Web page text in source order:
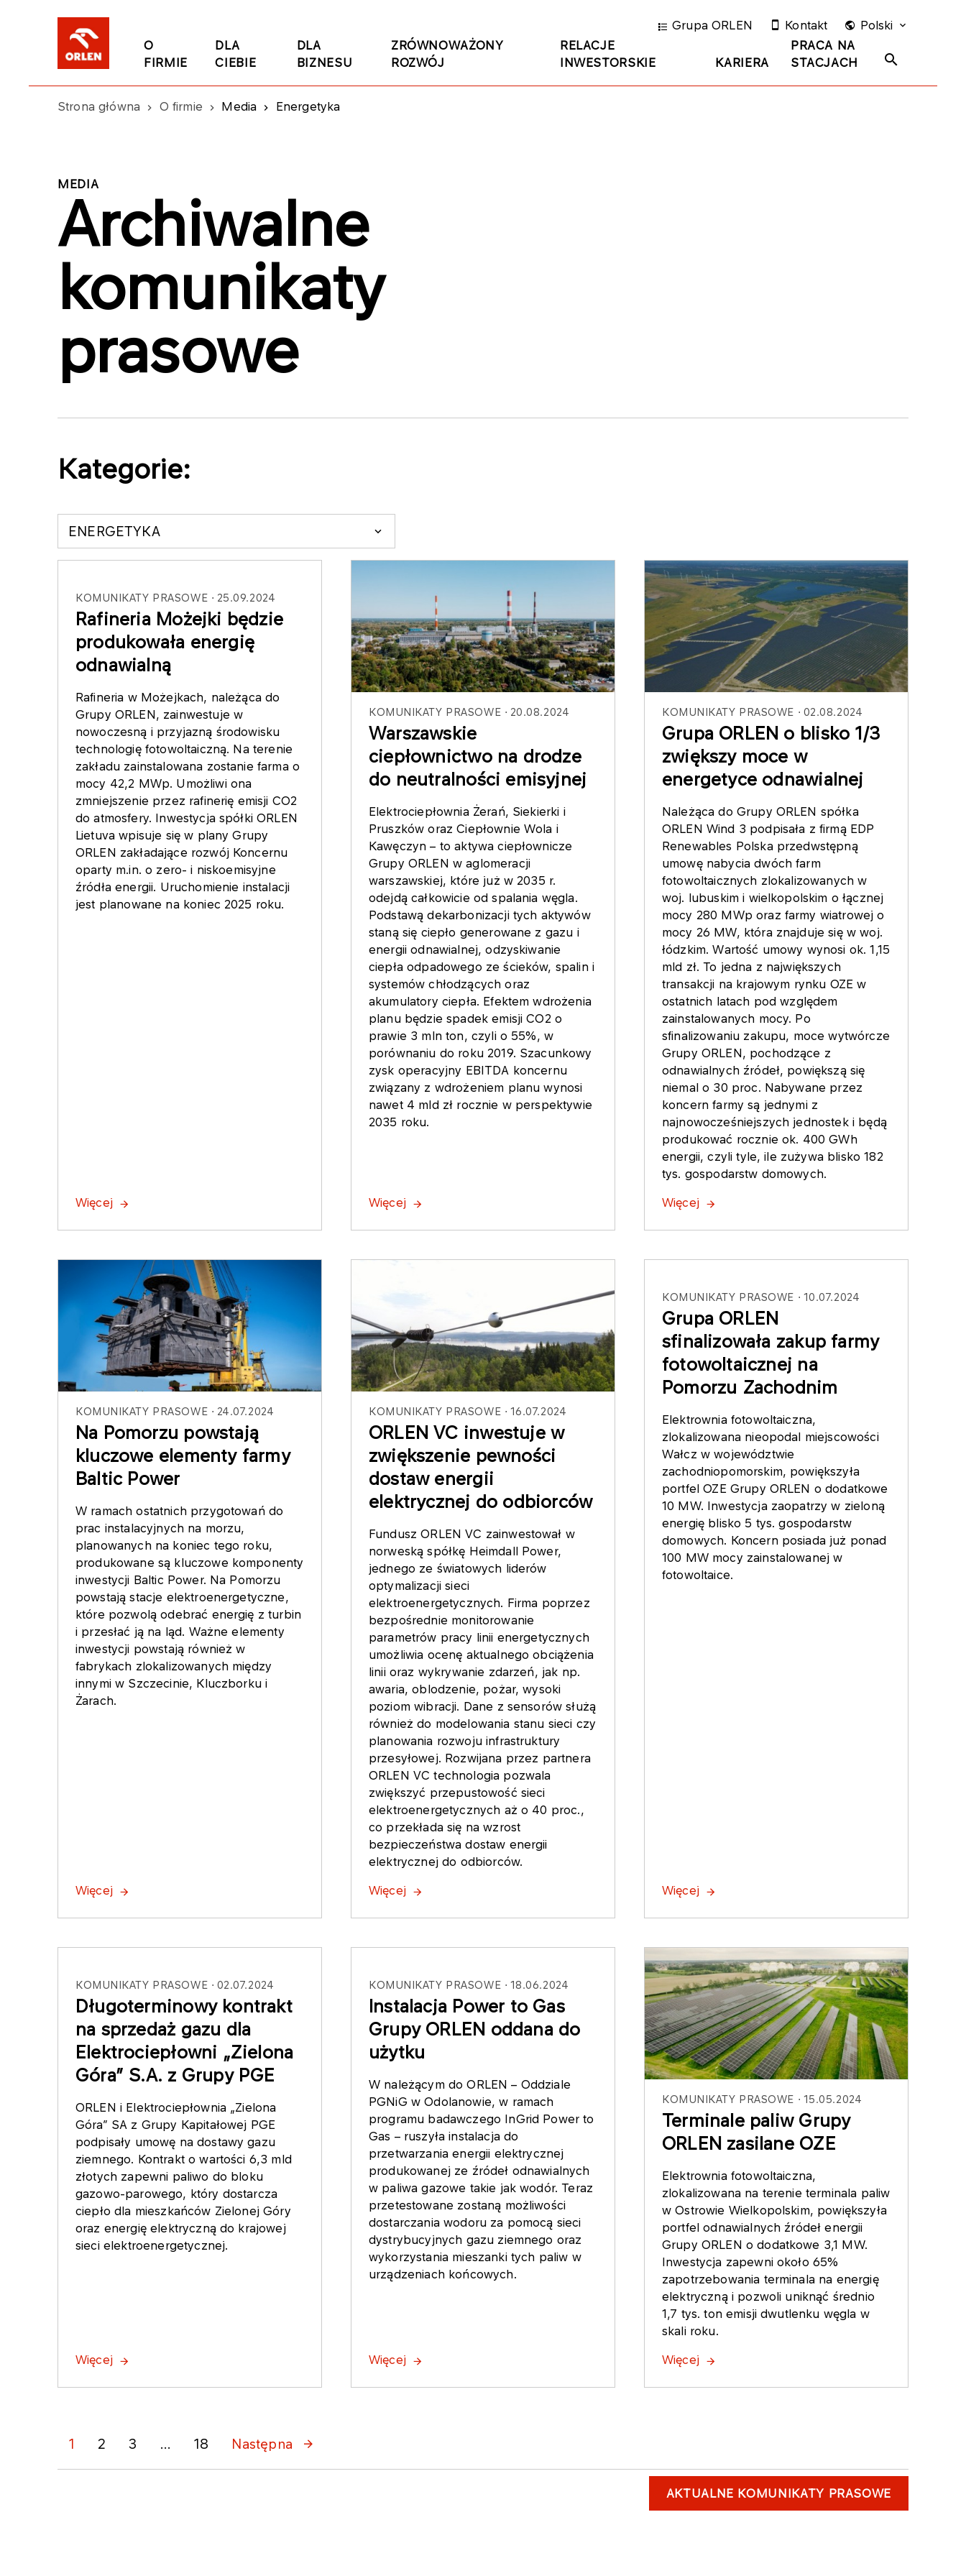
O
FIRMIE
DLA
CIEBIE
DLA
BIZNESU
ZRÓWNOWAŻONY
ROZWÓJ
RELACJE
INWESTORSKIE
KARIERA
PRACA NA
STACJACH
Grupa ORLEN Kontakt Polski
Strona główna O firmie Media Energetyka
MEDIA
Archiwalne
komunikaty
prasowe
Kategorie:
ENERGETYKA
KOMUNIKATY PRASOWE 25.09.2024
Rafineria Możejki będzie
produkowała energię
odnawialną
Rafineria w Możejkach, należąca do
Grupy ORLEN, zainwestuje w
nowoczesną i przyjazną środowisku
technologię fotowoltaiczną. Na terenie
zakładu zainstalowana zostanie farma o
mocy 42,2 MWp. Umożliwi ona
zmniejszenie przez rafinerię emisji CO2
do atmosfery. Inwestycja spółki ORLEN
Lietuva wpisuje się w plany Grupy
ORLEN zakładające rozwój Koncernu
oparty m.in. o zero- i niskoemisyjne
źródła energii. Uruchomienie instalacji
jest planowane na koniec 2025 roku.
Więcej
KOMUNIKATY PRASOWE 20.08.2024
Warszawskie
ciepłownictwo na drodze
do neutralności emisyjnej
Elektrociepłownia Żerań, Siekierki i
Pruszków oraz Ciepłownie Wola i
Kawęczyn – to aktywa ciepłownicze
Grupy ORLEN w aglomeracji
warszawskiej, które już w 2035 r.
odejdą całkowicie od spalania węgla.
Podstawą dekarbonizacji tych aktywów
staną się ciepło generowane z gazu i
energii odnawialnej, odzyskiwanie
ciepła odpadowego ze ścieków, spalin i
systemów chłodzących oraz
akumulatory ciepła. Efektem wdrożenia
planu będzie spadek emisji CO2 o
prawie 3 mln ton, czyli o 55%, w
porównaniu do roku 2019. Szacunkowy
zysk operacyjny EBITDA koncernu
związany z wdrożeniem planu wynosi
nawet 4 mld zł rocznie w perspektywie
2035 roku.
Więcej
KOMUNIKATY PRASOWE 02.08.2024
Grupa ORLEN o blisko 1/3
zwiększy moce w
energetyce odnawialnej
Należąca do Grupy ORLEN spółka
ORLEN Wind 3 podpisała z firmą EDP
Renewables Polska przedwstępną
umowę nabycia dwóch farm
fotowoltaicznych zlokalizowanych w
woj. lubuskim i wielkopolskim o łącznej
mocy 280 MWp oraz farmy wiatrowej o
mocy 26 MW, która znajduje się w woj.
łódzkim. Wartość umowy wynosi ok. 1,15
mld zł. To jedna z największych
transakcji na krajowym rynku OZE w
ostatnich latach pod względem
zainstalowanych mocy. Po
sfinalizowaniu zakupu, moce wytwórcze
Grupy ORLEN, pochodzące z
odnawialnych źródeł, powiększą się
niemal o 30 proc. Nabywane przez
koncern farmy są jednymi z
najnowocześniejszych jednostek i będą
produkować rocznie ok. 400 GWh
energii, czyli tyle, ile zużywa blisko 182
tys. gospodarstw domowych.
Więcej
KOMUNIKATY PRASOWE 24.07.2024
Na Pomorzu powstają
kluczowe elementy farmy
Baltic Power
W ramach ostatnich przygotowań do
prac instalacyjnych na morzu,
planowanych na koniec tego roku,
produkowane są kluczowe komponenty
inwestycji Baltic Power. Na Pomorzu
powstają stacje elektroenergetyczne,
które pozwolą odebrać energię z turbin
i przesłać ją na ląd. Ważne elementy
inwestycji powstają również w
fabrykach zlokalizowanych między
innymi w Szczecinie, Kluczborku i
Żarach.
Więcej
KOMUNIKATY PRASOWE 16.07.2024
ORLEN VC inwestuje w
zwiększenie pewności
dostaw energii
elektrycznej do odbiorców
Fundusz ORLEN VC zainwestował w
norweską spółkę Heimdall Power,
jednego ze światowych liderów
optymalizacji sieci
elektroenergetycznych. Firma poprzez
bezpośrednie monitorowanie
parametrów pracy linii energetycznych
umożliwia ocenę aktualnego obciążenia
linii oraz wykrywanie zdarzeń, jak np.
awaria, oblodzenie, pożar, wysoki
poziom wibracji. Dane z sensorów służą
również do modelowania stanu sieci czy
planowania rozwoju infrastruktury
przesyłowej. Rozwijana przez partnera
ORLEN VC technologia pozwala
zwiększyć przepustowość sieci
elektroenergetycznych aż o 40 proc.,
co przekłada się na wzrost
bezpieczeństwa dostaw energii
elektrycznej do odbiorców.
Więcej
KOMUNIKATY PRASOWE 10.07.2024
Grupa ORLEN
sfinalizowała zakup farmy
fotowoltaicznej na
Pomorzu Zachodnim
Elektrownia fotowoltaiczna,
zlokalizowana nieopodal miejscowości
Wałcz w województwie
zachodniopomorskim, powiększyła
portfel OZE Grupy ORLEN o dodatkowe
10 MW. Inwestycja zaopatrzy w zieloną
energię blisko 5 tys. gospodarstw
domowych. Koncern posiada już ponad
100 MW mocy zainstalowanej w
fotowoltaice.
Więcej
KOMUNIKATY PRASOWE 02.07.2024
Długoterminowy kontrakt
na sprzedaż gazu dla
Elektrociepłowni „Zielona
Góra” S.A. z Grupy PGE
ORLEN i Elektrociepłownia „Zielona
Góra” SA z Grupy Kapitałowej PGE
podpisały umowę na dostawy gazu
ziemnego. Kontrakt o wartości 6,3 mld
złotych zapewni paliwo do bloku
gazowo-parowego, który dostarcza
ciepło dla mieszkańców Zielonej Góry
oraz energię elektryczną do krajowej
sieci elektroenergetycznej.
Więcej
KOMUNIKATY PRASOWE 18.06.2024
Instalacja Power to Gas
Grupy ORLEN oddana do
użytku
W należącym do ORLEN – Oddziale
PGNiG w Odolanowie, w ramach
programu badawczego InGrid Power to
Gas – ruszyła instalacja do
przetwarzania energii elektrycznej
produkowanej ze źródeł odnawialnych
w paliwa gazowe takie jak wodór. Teraz
przetestowane zostaną możliwości
dostarczania wodoru za pomocą sieci
dystrybucyjnych gazu ziemnego oraz
wykorzystania mieszanki tych paliw w
urządzeniach końcowych.
Więcej
KOMUNIKATY PRASOWE 15.05.2024
Terminale paliw Grupy
ORLEN zasilane OZE
Elektrownia fotowoltaiczna,
zlokalizowana na terenie terminala paliw
w Ostrowie Wielkopolskim, powiększyła
portfel odnawialnych źródeł energii
Grupy ORLEN o dodatkowe 3,1 MW.
Inwestycja zapewni około 65%
zapotrzebowania terminala na energię
elektryczną i pozwoli uniknąć średnio
1,7 tys. ton emisji dwutlenku węgla w
skali roku.
Więcej
1 2 3 ... 18 Następna
AKTUALNE KOMUNIKATY PRASOWE